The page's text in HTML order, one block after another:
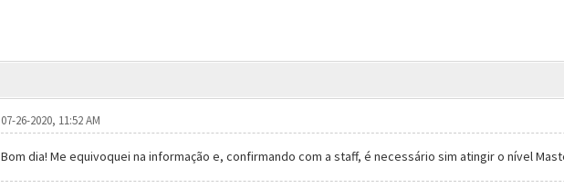
07-26-2020, 11:52 AM
Bom dia! Me equivoquei na informação e, confirmando com a staff, é necessário sim atingir o nível